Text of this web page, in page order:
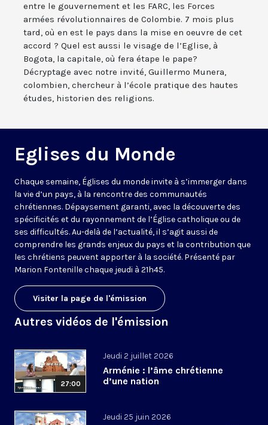
entre le gouvernement et les FARC, les Forces
armées révolutionnaires de Colombie. 7 mois plus
tard, où en est le pays dans la mise en oeuvre de cet
accord ? Quel est aussi le visage de l’Eglise, à
Bogota, la capitale, où fera étape le pape?
Décryptage avec notre invité, Guillermo Munera,
colombien, chercheur à l’école pratique des hautes
études, historien des religions.
Eglises du Monde
Chaque semaine, Églises du monde invite à s’immerger dans
la vie d’un pays, à la rencontre des communautés
chrétiennes. Dépaysement garanti, avec la découverte des
spécificités et du rayonnement de l’Église catholique ou de
ses difficultés. Au-delà de l’actualité, il s’agit aussi de
comprendre les grands enjeux du pays et la contribution que
les chrétiens peuvent apporter à la société. Présenté par
Marion Fontenille chaque jeudi à 21h45.
Visiter la page de l'émission
Autres vidéos de l'émission
27:00
Jeudi 2 juillet 2026
Arménie : l’âme chrétienne
d’une nation
Jeudi 25 juin 2026